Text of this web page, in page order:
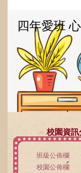
四年愛班
校園資訊
班級公佈欄
校園公佈欄